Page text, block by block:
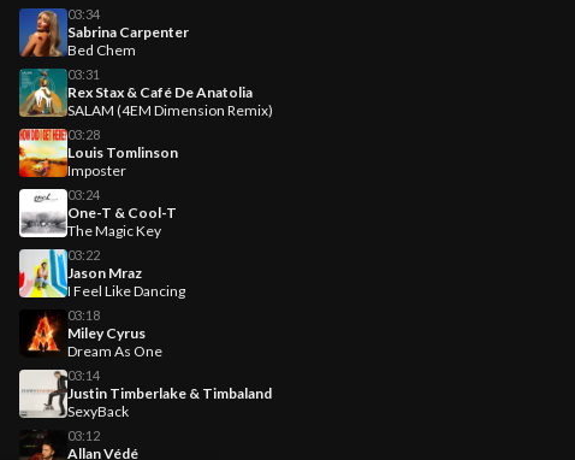
03:34
Sabrina Carpenter
Bed Chem
03:31
Rex Stax & Café De Anatolia
SALAM (4EM Dimension Remix)
03:28
Louis Tomlinson
Imposter
03:24
One-T & Cool-T
The Magic Key
03:22
Jason Mraz
I Feel Like Dancing
03:18
Miley Cyrus
Dream As One
03:14
Justin Timberlake & Timbaland
SexyBack
03:12
Allan Védé